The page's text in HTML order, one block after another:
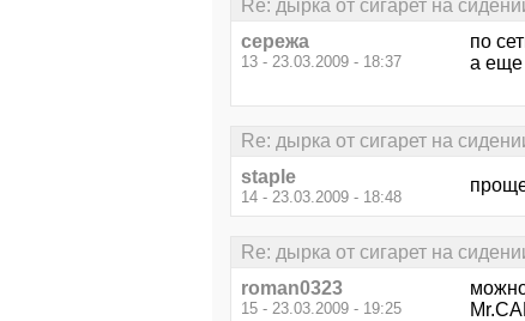
Re: дырка от сигарет на
сережа
13 - 23.03.2009 - 18:37
по
а еще
Re: дырка от сигарет на
staple
14 - 23.03.2009 - 18:48
Re: дырка от сигарет на
roman0323
15 - 23.03.2009 - 19:25